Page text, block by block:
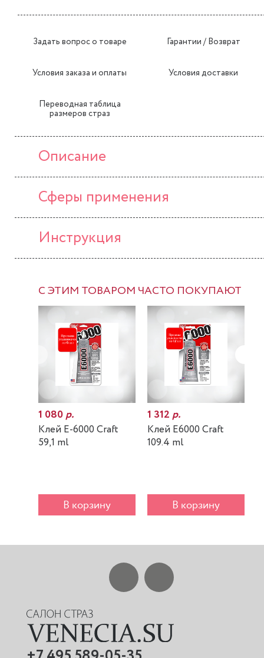
Задать вопрос о товаре Гарантии / Возврат
Условия заказа и оплаты Условия доставки
Переводная таблица
размеров страз
Описание
Сферы применения
Инструкция
С ЭТИМ ТОВАРОМ ЧАСТО ПОКУПАЮТ
1 080р.
Клей E-6000 Craft
59,1 ml
В корзину
1 312р.
Клей E6000 Craft
109.4 ml
В корзину